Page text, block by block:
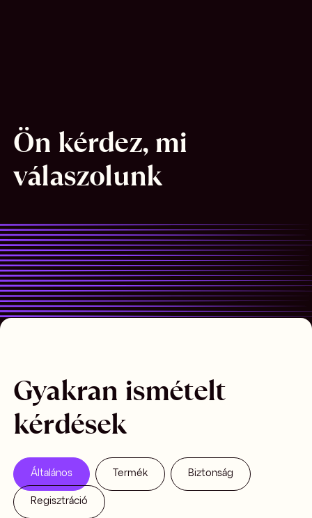
Ön kérdez, mi
válaszolunk
Gyakran ismételt
kérdések
Általános
Általános Termék
Termék Biztonság
Biztonság
Regisztráció
Regisztráció